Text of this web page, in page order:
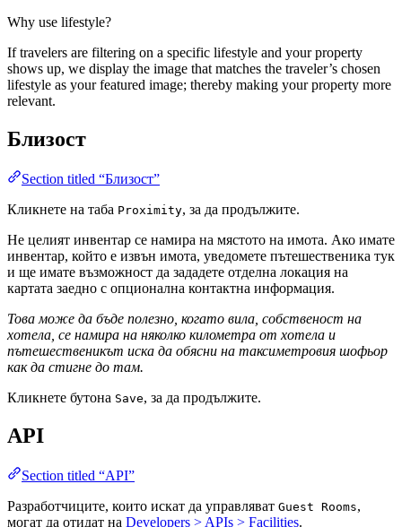
Why use lifestyle?
If travelers are filtering on a specific lifestyle and your property
shows up, we display the image that matches the traveler’s chosen
lifestyle as your featured image; thereby making your property more
relevant.
Близост
Section titled “Близост”
Кликнете на таба Proximity, за да продължите.
Не целият инвентар се намира на мястото на имота. Ако имате
инвентар, който е извън имота, уведомете пътешественика тук
и ще имате възможност да зададете отделна локация на
картата заедно с опционална контактна информация.
Това може да бъде полезно, когато вила, собственост на
хотела, се намира на няколко километра от хотела и
пътешественикът иска да обясни на таксиметровия шофьор
как да стигне до там.
Кликнете бутона Save, за да продължите.
API
Section titled “API”
Разработчиците, които искат да управляват Guest Rooms,
могат да отидат на Developers > APIs > Facilities.